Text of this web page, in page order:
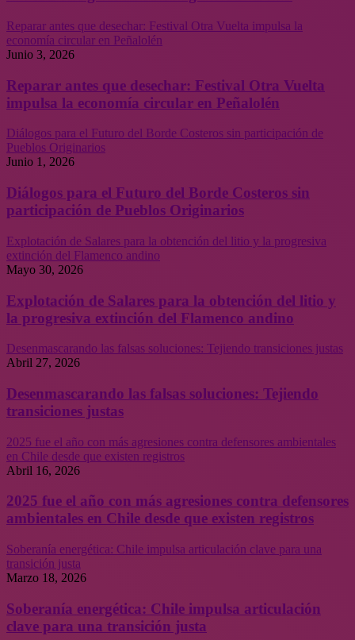
Reparar antes que desechar: Festival Otra Vuelta impulsa la
economía circular en Peñalolén
Junio 3, 2026
Reparar antes que desechar: Festival Otra Vuelta
impulsa la economía circular en Peñalolén
Diálogos para el Futuro del Borde Costeros sin participación de
Pueblos Originarios
Junio 1, 2026
Diálogos para el Futuro del Borde Costeros sin
participación de Pueblos Originarios
Explotación de Salares para la obtención del litio y la progresiva
extinción del Flamenco andino
Mayo 30, 2026
Explotación de Salares para la obtención del litio y
la progresiva extinción del Flamenco andino
Desenmascarando las falsas soluciones: Tejiendo transiciones justas
Abril 27, 2026
Desenmascarando las falsas soluciones: Tejiendo
transiciones justas
2025 fue el año con más agresiones contra defensores ambientales
en Chile desde que existen registros
Abril 16, 2026
2025 fue el año con más agresiones contra defensores
ambientales en Chile desde que existen registros
Soberanía energética: Chile impulsa articulación clave para una
transición justa
Marzo 18, 2026
Soberanía energética: Chile impulsa articulación
clave para una transición justa